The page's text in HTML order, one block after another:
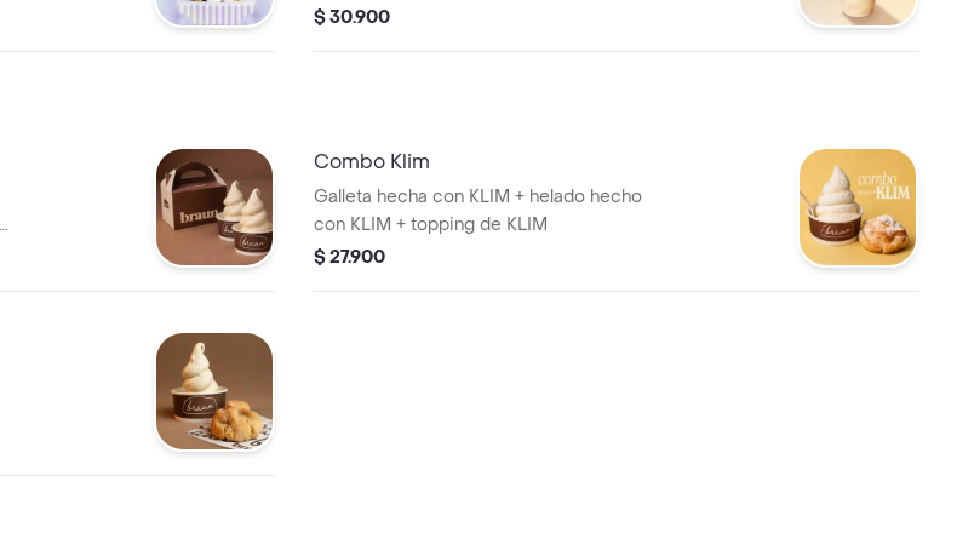
$ 30.900
Combo Klim
Galleta hecha con KLIM + helado hecho
con KLIM + topping de KLIM
$ 27.900